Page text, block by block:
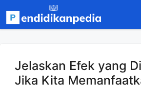
isi
Jelaskan Efek yang
Jika Kita